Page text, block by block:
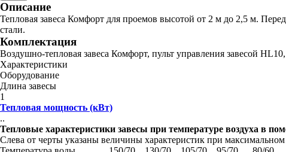
Описание
Тепловая завеса Комфорт для проемов высотой от 2 м до 2,5 м.
стали.
Комплектация
Воздушно-тепловая завеса Комфорт, пульт управления завесой
Характеристики
Оборудование
Длина завесы
1
Тепловая мощность (кВт)
..
Тепловые характеристики завесы при температуре воздуха в
Слева от черты указаны величины характеристик при